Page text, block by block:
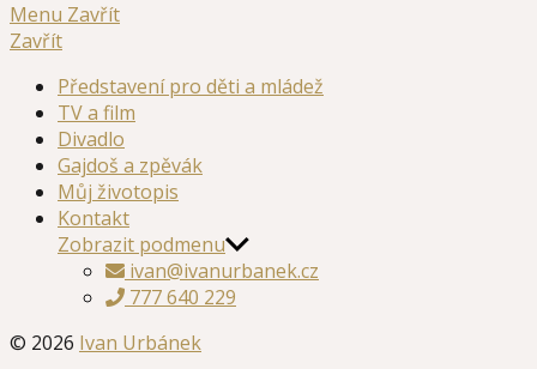
Menu Zavřít
Zavřít
Představení pro děti a mládež
TV a film
Divadlo
Gajdoš a zpěvák
Můj životopis
Kontakt
Zobrazit podmenu
ivan@ivanurbanek.cz
777 640 229
© 2026 Ivan Urbánek